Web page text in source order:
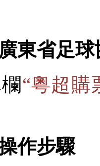
廣東省足
“粵超購
作步驟